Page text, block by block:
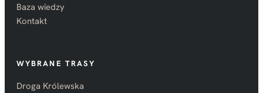
Baza wiedzy
Kontakt
WYBRANE TRASY
Droga Królewska